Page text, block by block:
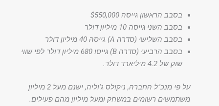
בסבב הראשון גייסה $550,000
בסבב השני גייסה 10 מיליון דולר
בסבב השלישי (סדרה A) גייסה 40 מיליון דולר
בסבב הרביעי (סדרה B) גייסו 680 מיליון דולר לפי שווי
שוק של 4.2 מיליארד דולר.
על פי מנכ"ל החברה, ניקולס ג'וליה, ישנם מעל 2 מיליון
משתמשים רשומים במשחק ומעל מיליון מהם פעילים.